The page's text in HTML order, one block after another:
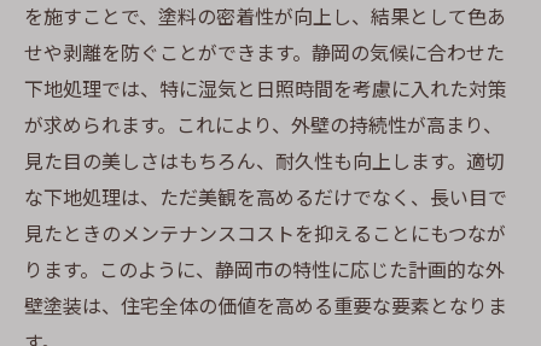
を施すことで、塗料の密着性が向上し、結果として色あ
せや剥離を防ぐことができます。静岡の気候に合わせた
下地処理では、特に湿気と日照時間を考慮に入れた対策
が求められます。これにより、外壁の持続性が高まり、
見た目の美しさはもちろん、耐久性も向上します。適切
な下地処理は、ただ美観を高めるだけでなく、長い目で
見たときのメンテナンスコストを抑えることにもつなが
ります。このように、静岡市の特性に応じた計画的な外
壁塗装は、住宅全体の価値を高める重要な要素となりま